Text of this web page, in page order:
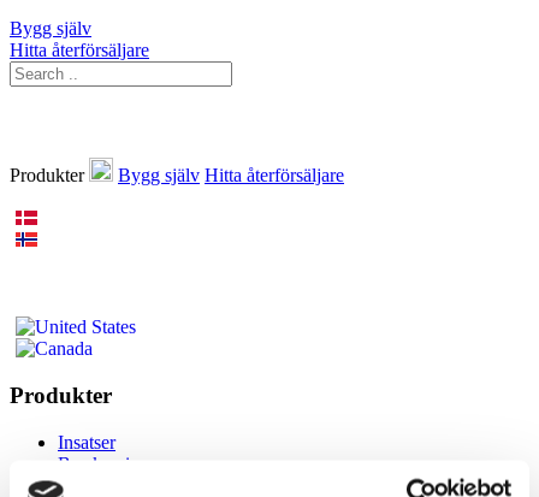
Bygg själv
Hitta återförsäljare
Produkter Bygg själv Hitta återförsäljare
Produkter
Insatser
Braskaminer
Gaskamin